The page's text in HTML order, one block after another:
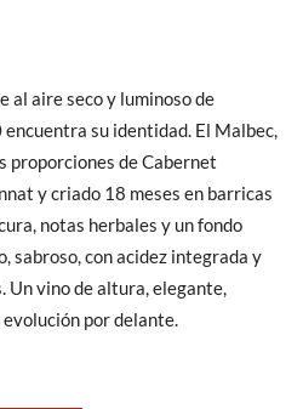
al aire seco y luminoso de
su identidad. El Malbec,
proporciones de Cabernet
y criado 18 meses en barricas
notas herbales y un fondo
sabroso, con acidez integrada y
Un vino de altura, elegante,
evolución por delante.